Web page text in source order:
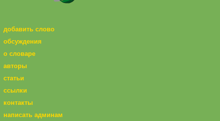
добавить слово
обсуждения
о словаре
авторы
статьи
ссылки
контакты
написать админам